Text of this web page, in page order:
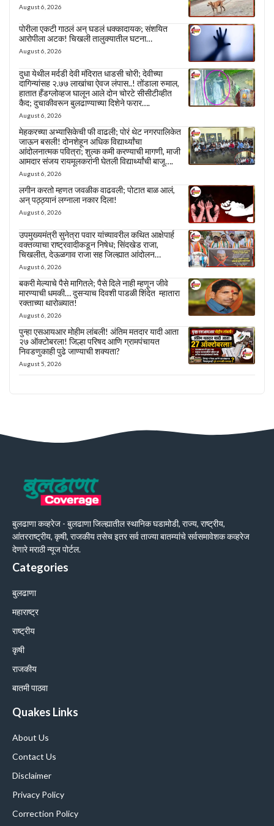
August 6, 2026
पोरीला एकटी गाठलं अन् घडलं धक्कादायक; संशयित
आरोपीला अटक! चिखली तालुक्यातील घटना…
August 6, 2026
दुधा येथील मर्दडी देवी मंदिरात धाडसी चोरी; देवीच्या
दागिन्यांसह २.७७ लाखांचा ऐवज लंपास..! तोंडाला रुमाल,
हातात हँडग्लोव्हज घालून आले दोन चोरटे सीसीटीव्हीत
कैद; दुचाकीवरून बुलढाण्याच्या दिशेने फरार….
August 6, 2026
मेहकरच्या अभ्यासिकेची फी वाढली; पोरं थेट नगरपालिकेत
जाऊन बसली! दोनशेहून अधिक विद्यार्थ्यांचा
आंदोलनात्मक पवित्रा; शुल्क कमी करण्याची मागणी, माजी
आमदार संजय रायमूलकरांनी घेतली विद्यार्थ्यांची बाजू….
August 6, 2026
लगीन करतो म्हणत जवळीक वाढवली; पोटात बाळ आलं,
अन् पठ्ठ्यानं लग्नाला नकार दिला!
August 6, 2026
उपमुख्यमंत्री सुनेत्रा पवार यांच्यावरील कथित आक्षेपार्ह
वक्तव्याचा राष्ट्रवादीकडून निषेध; सिंदखेड राजा,
चिखलीत, देऊळगाव राजा सह जिल्ह्यात आंदोलन…
August 6, 2026
बकरी मेल्याचे पैसे मागितले; पैसे दिले नाही म्हणून जीवे
मारण्याची धमकी… दुसऱ्याच दिवशी पाडळी शिंदेत म्हातारा
रक्ताच्या थारोळ्यात!
August 6, 2026
पुन्हा एसआयआर मोहीम लांबली! अंतिम मतदार यादी आता
२७ ऑक्टोबरला! जिल्हा परिषद आणि ग्रामपंचायत
निवडणुकाही पुढे जाण्याची शक्यता?
August 5, 2026
बुलढाणा कव्हरेज - बुलढाणा जिल्ह्यातील स्थानिक घडामोडी, राज्य, राष्ट्रीय,
आंतरराष्ट्रीय, कृषी, राजकीय तसेच इतर सर्व ताज्या बातम्यांचे सर्वसमावेशक कव्हरेज
देणारे मराठी न्यूज पोर्टल.
Categories
बुलढाणा
महाराष्ट्र
राष्ट्रीय
कृषी
राजकीय
बातमी पाठवा
Quakes Links
About Us
Contact Us
Disclaimer
Privacy Policy
Correction Policy